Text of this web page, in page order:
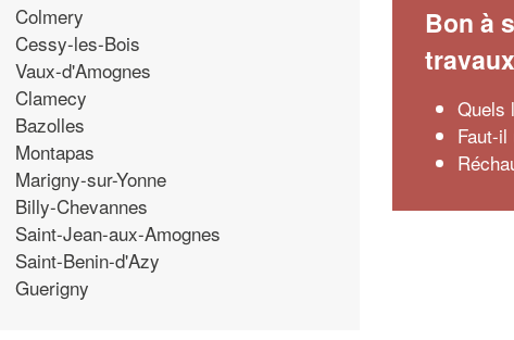
Colmery
Cessy-les-Bois
Vaux-d'Amognes
Clamecy
Bazolles
Montapas
Marigny-sur-Yonne
Billy-Chevannes
Saint-Jean-aux-Amognes
Saint-Benin-d'Azy
Guerigny
Bon à
travaux
Quels
Faut-